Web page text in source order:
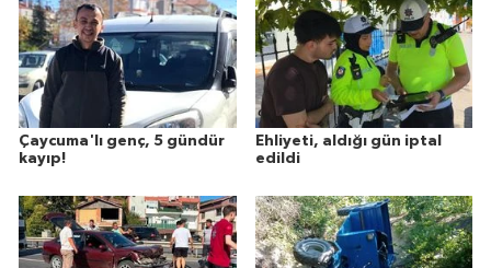
Çaycuma'lı genç, 5 gündür
kayıp!
Ehliyeti, aldığı gün iptal
edildi